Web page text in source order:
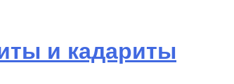
и кадариты